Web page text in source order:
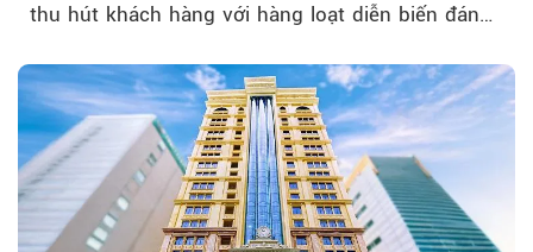
thu hút khách hàng với hàng loạt diễn biến đáng